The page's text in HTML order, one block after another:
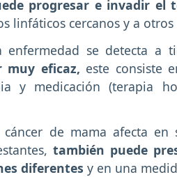
progresar e invadir el
linfáticos cercanos y a
enfermedad se detecta a
muy eficaz, este consiste
y medicación (terapia
de mama afecta
también puede
diferentes y en una